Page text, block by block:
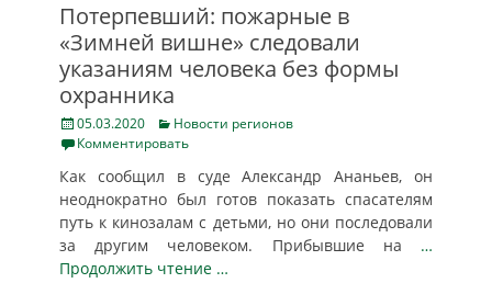
Потерпевший: пожарные в
«Зимней вишне» следовали
указаниям человека без формы
охранника
Posted
on
05.03.2020 Categories
Новости регионов
Комментировать
Как сообщил в суде Александр Ананьев, он
неоднократно был готов показать спасателям
путь к кинозалам с детьми, но они последовали
за другим человеком. Прибывшие на …
Продолжить чтение …